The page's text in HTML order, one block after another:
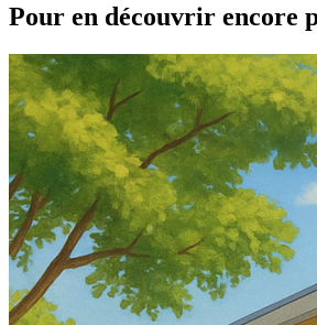
Pour en découvrir encore